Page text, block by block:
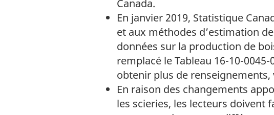
Canada.
En janvier 2019, Statistique
et aux méthodes d’estimation
données sur la production de
remplacé le Tableau 16-10-
obtenir plus de renseignements,
En raison des changements
les scieries, les lecteurs doivent